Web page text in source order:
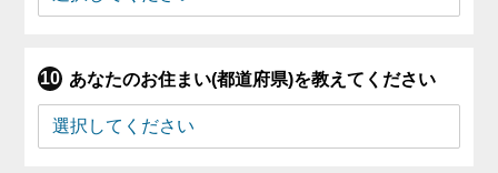
あなたのお住まい(都道府県)を教えてください